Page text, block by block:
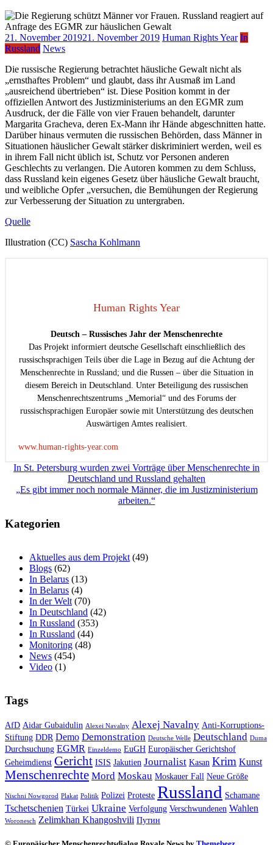
21. November 201921. November 2019 Human Rights Year In
Russland News
Die russische Regierung betrachtet häusliche Gewalt nicht als
„ernsthaftes Problem“ und glaubt, dass ihr Ausmaß im Land
„ausreichend übertrieben“ ist. Diese Position kommt in der
offiziellen Antwort des Justizministeriums an den EGMR zum
Ausdruck, der die Fälle von vier Frauen behandelt, darunter
Margarita Gracheva, deren Ex-Mann ihr Hände abgeschnitten hatte.
Darüber hinaus vermuten die russischen Behörden, dass Männer in
Situationen häuslicher Gewalt stärker diskriminiert werden, weil es
in ihrem Fall nicht üblich ist, Schutz vor Personen anderen
Geschlechts zu verlangen. Die Autoren kommen zu dem Schluss,
dass Russland kein eigenes Gesetz über häusliche Gewalt braucht,
und weibliche Opfer „versuchen, die Bemühungen der Regierung
zur Verbesserung der Situation zu untergraben.
Quelle
Illustration (СС) Sascha Kohlmann
Human Rights Year
Deutsch – Russisches Jahr der Menschenrechte
Das Projekt informiert deutsche Gesellschaft einschließlich des
russischsprachigen Teils über die Lage in Bezug auf die Achtung der
Menschenrechte in Russland; und die Russen – über die Situation in
diesem Bereich in Deutschland. Unter Beteiligung des russischen
Menschenrechtszentrums „Memorial“ und des Forums der
russischsprachigen Europäer sowie mit Unterstützung des deutschen
Auswärtigen Amtes realisiert.
www.human-rights-year.com
Beitragsnavigation
In St. Petersburg wurden zwei Vorträge über Menschenrechte in
Deutschland und Russland gehalten
„Es gibt immer noch normale Männer, die im Justizministerium
arbeiten.“
Kategorien
Aktuelles aus dem Projekt (49)
Blogs (62)
In Belarus (13)
In Belarus (4)
In der Welt (70)
In Deutschland (42)
In Russland (353)
In Russland (44)
Monitoring (48)
News (454)
Video (1)
Tags
AfD Aidar Gubaidulin Alexei Navalny Alexej Navalny Anti-Korruptions-
Stiftung DDR Demo Demonstration Deutsche Welle Deutschland Duma
Durchsuchung EGMR Einzeldemo EuGH Europäischer Gerichtshof
Geheimdienst Gericht ISIS Jakutien Journalist Kasan Krim Kunst
Menschenrechte Mord Moskau Moskauer Fall Neue Größe
Nischni Nowgorod Plakat Politik Polizei Proteste Russland Schamane
Tschetschenien Türkei Ukraine Verfolgung Verschwundenen Wahlen
Woronesch Zelimkhan Khangoshvili Путин